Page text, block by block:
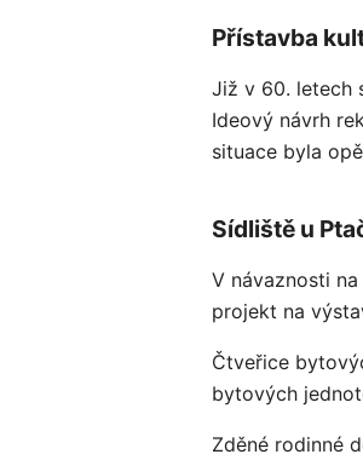
Přístavba
Již v 60. letech
Ideový návrh
situace byla
Sídliště u
V návaznosti
projekt na
Čtveřice
bytových
Zděné rodinné